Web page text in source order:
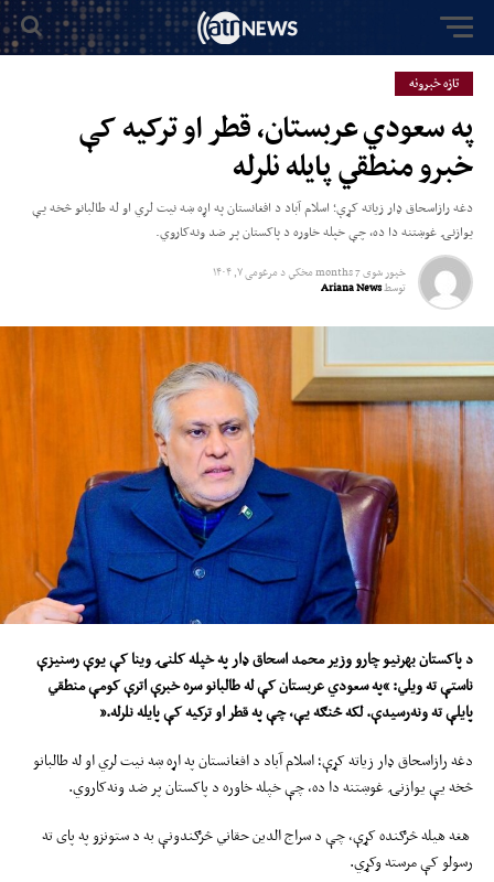
تازه خبرونه
په سعودي عربستان، قطر او ترکیه کې
خبرو منطقي پایله نلرله
دغه رازاسحاق ډار زیاته کړې؛ اسلام آباد د افغانستان په اړه ښه نیت لري او له طالبانو څخه یې
یوازنۍ غوښتنه دا ده، چې خپله خاوره د پاکستان پر ضد ونه‌کاروي.
خپور شوی7 months مخکي د مرغومی ۷, ۱۴۰۴
توسطAriana News
د پاکستان بهرنیو چارو وزیر محمد اسحاق ډار په خپله کلنۍ وینا کې یوې رسنیزې
ناستې ته ویلي: “په سعودي عربستان کې له طالبانو سره خبرې اترې کومې منطقي
پایلې ته ونه‌رسیدې. لکه څنګه یې، چې په قطر او ترکیه کې پایله نلرله.”
دغه رازاسحاق ډار زیاته کړې؛ اسلام آباد د افغانستان په اړه ښه نیت لري او له طالبانو
څخه یې یوازنۍ غوښتنه دا ده، چې خپله خاوره د پاکستان پر ضد ونه‌کاروي.
هغه هیله څرګنده کړې، چې د سراج الدین حقاني څرګندونې به د ستونزو په پای ته
رسولو کې مرسته وکړي.